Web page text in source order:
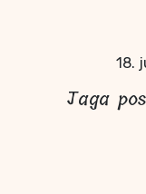
18.
Jaga